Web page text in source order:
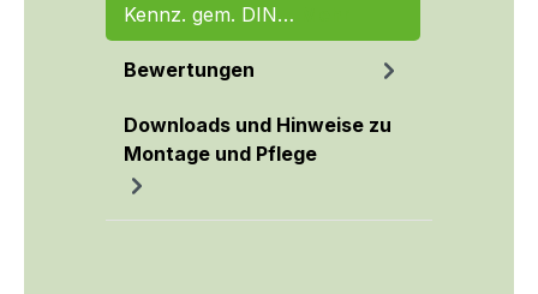
Kennz. gem. DIN…
Bewertungen
Downloads und Hinweise zu
Montage und Pflege